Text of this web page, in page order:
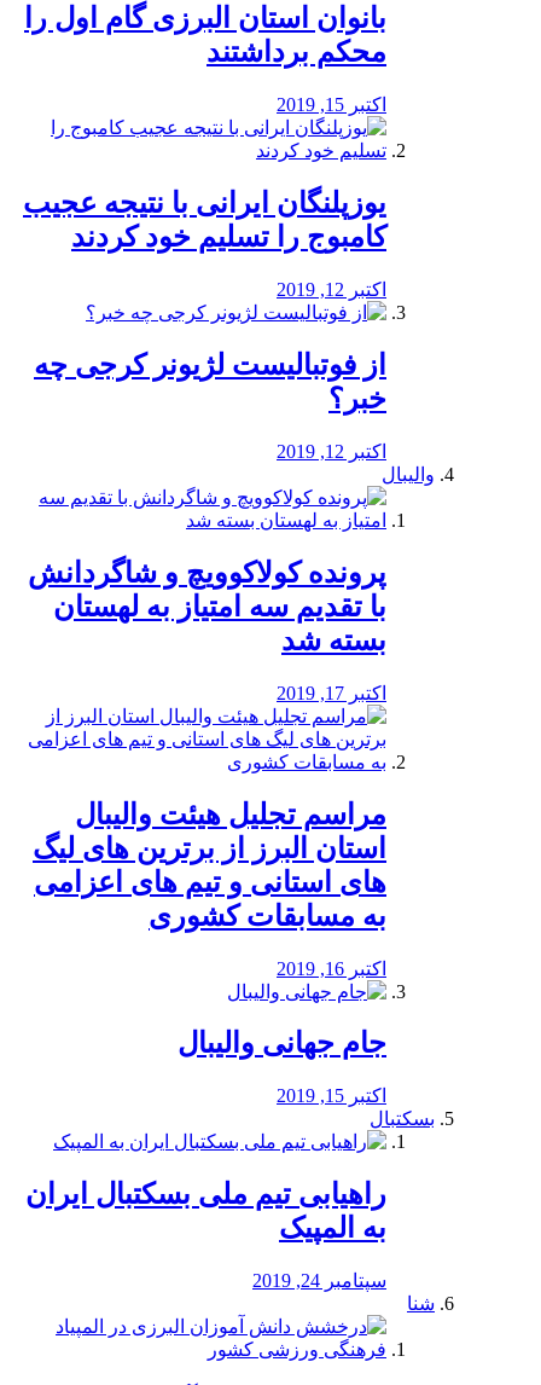
بانوان استان البرزی گام اول را
محكم برداشتند
اکتبر 15, 2019
یوزپلنگان ایرانی با نتیجه عجیب
کامبوج را تسلیم خود کردند
اکتبر 12, 2019
از فوتبالیست لژیونر کرجی چه
خبر؟
اکتبر 12, 2019
والیبال
پرونده کولاکوویچ و شاگردانش
با تقدیم سه امتیاز به لهستان
بسته شد
اکتبر 17, 2019
مراسم تجلیل هیئت والیبال
استان البرز از برترین های لیگ
های استانی و تیم های اعزامی
به مسابقات کشوری
اکتبر 16, 2019
جام جهانی والیبال
اکتبر 15, 2019
بسکتبال
راهیابی تیم ملی بسکتبال ایران
به المپیک
سپتامبر 24, 2019
شنا